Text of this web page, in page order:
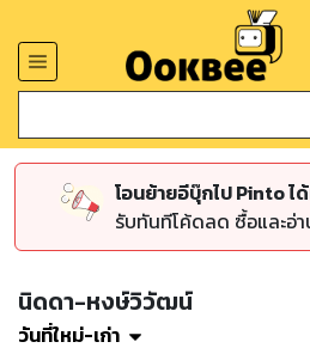
โอนย้ายอีบุ๊กไป Pinto ไ
รับทันทีโค้ดลด ซื้อและอ่
นิดดา-หงษ์วิวัฒน์
วันที่ใหม่-เก่า